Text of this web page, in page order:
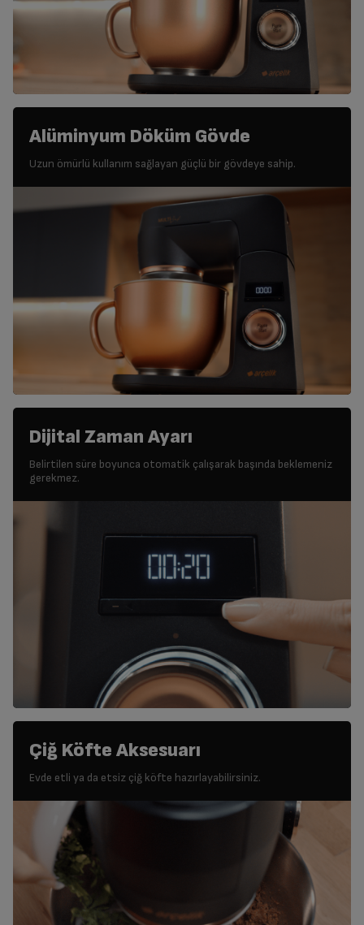
Alüminyum Döküm Gövde
Uzun ömürlü kullanım sağlayan güçlü bir gövdeye sahip.
Dijital Zaman Ayarı
Belirtilen süre boyunca otomatik çalışarak başında beklemeniz
gerekmez.
Çiğ Köfte Aksesuarı
Evde etli ya da etsiz çiğ köfte hazırlayabilirsiniz.